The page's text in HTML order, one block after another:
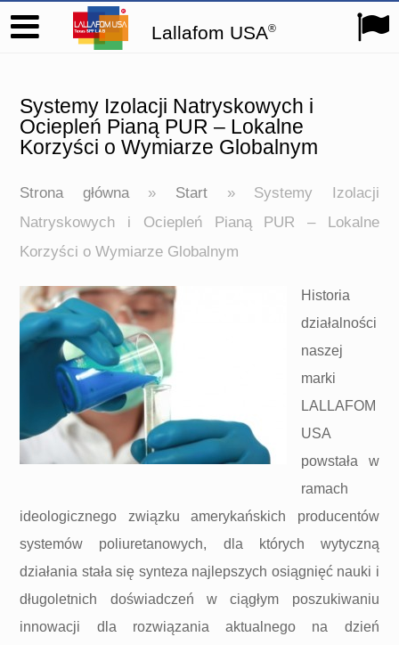
Lallafom USA®
Systemy Izolacji Natryskowych i
Ociepleń Pianą PUR – Lokalne
Korzyści o Wymiarze Globalnym
Strona główna» Start » Systemy Izolacji
Natryskowych i Ociepleń Pianą PUR – Lokalne
Korzyści o Wymiarze Globalnym
Historia
działalności
naszej
marki
LALLAFOM
USA
powstała w
ramach
ideologicznego związku amerykańskich producentów
systemów poliuretanowych, dla których wytyczną
działania stała się synteza najlepszych osiągnięć nauki i
długoletnich doświadczeń w ciągłym poszukiwaniu
innowacji dla rozwiązania aktualnego na dzień